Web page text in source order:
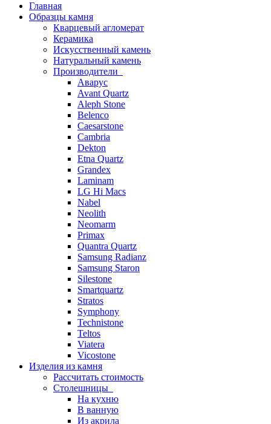
Главная
Образцы камня
Кварцевый агломерат
Керамика
Искусственный камень
Натуральный камень
Производители
Аварус
Avant Quartz
Aleph Stone
Belenco
Caesarstone
Cambria
Dekton
Etna Quartz
Grandex
Laminam
LG Hi Macs
Nabel
Neolith
Neomarm
Primax
Quantra Quartz
Samsung Radianz
Samsung Staron
Silestone
Smartquartz
Stratos
Symphony
Technistone
Teltos
Viatera
Vicostone
Изделия из камня
Рассчитать стоимость
Столешницы
На кухню
В ванную
Из акрила